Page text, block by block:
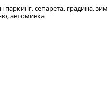
паркинг, сепарета, градина,
автомивка